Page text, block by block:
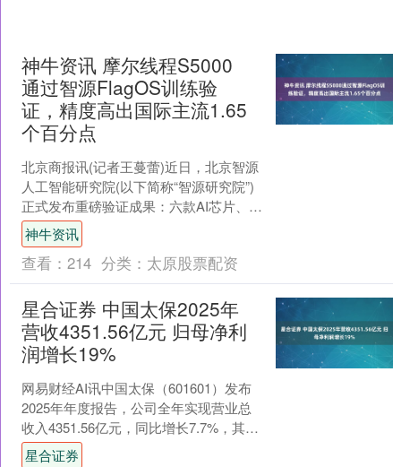
神牛资讯 摩尔线程S5000
通过智源FlagOS训练验
证，精度高出国际主流1.65
个百分点
北京商报讯(记者王蔓蕾)近日，北京智源
人工智能研究院(以下简称“智源研究院”)
正式发布重磅验证成果：六款AI芯片、三
大模型、同构+异构千卡——众智FlagOS
以....
神牛资讯
查看： 214 分类： 太原股票配资
星合证券 中国太保2025年
营收4351.56亿元 归母净利
润增长19%
网易财经AI讯中国太保（601601）发布
2025年年度报告，公司全年实现营业总
收入4351.56亿元，同比增长7.7%，其中
保险服务收入2889.10亿元。归....
星合证券